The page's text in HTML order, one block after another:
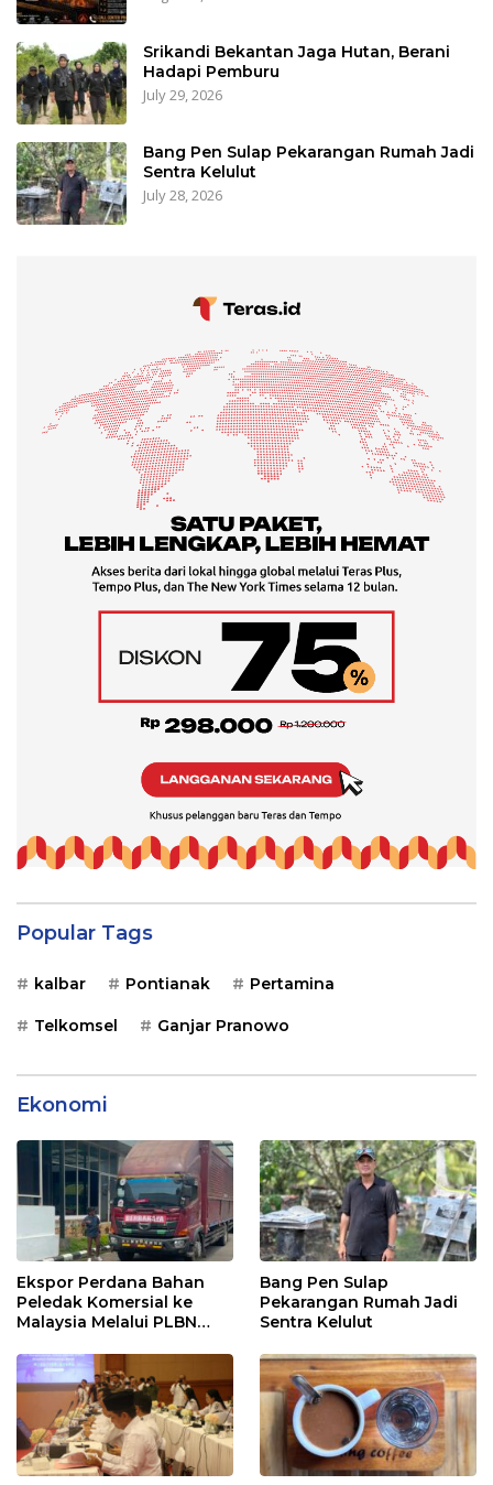
Srikandi Bekantan Jaga Hutan, Berani
Hadapi Pemburu
July 29, 2026
Bang Pen Sulap Pekarangan Rumah Jadi
Sentra Kelulut
July 28, 2026
Popular Tags
kalbar Pontianak Pertamina
Telkomsel Ganjar Pranowo
Ekonomi
Ekspor Perdana Bahan
Peledak Komersial ke
Malaysia Melalui PLBN
Bang Pen Sulap
Pekarangan Rumah Jadi
Sentra Kelulut